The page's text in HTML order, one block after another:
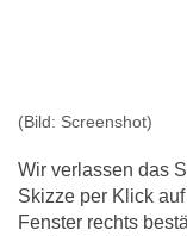
(Bild: Screenshot)
Wir verlassen das
Skizze per Klick
Fenster rechts